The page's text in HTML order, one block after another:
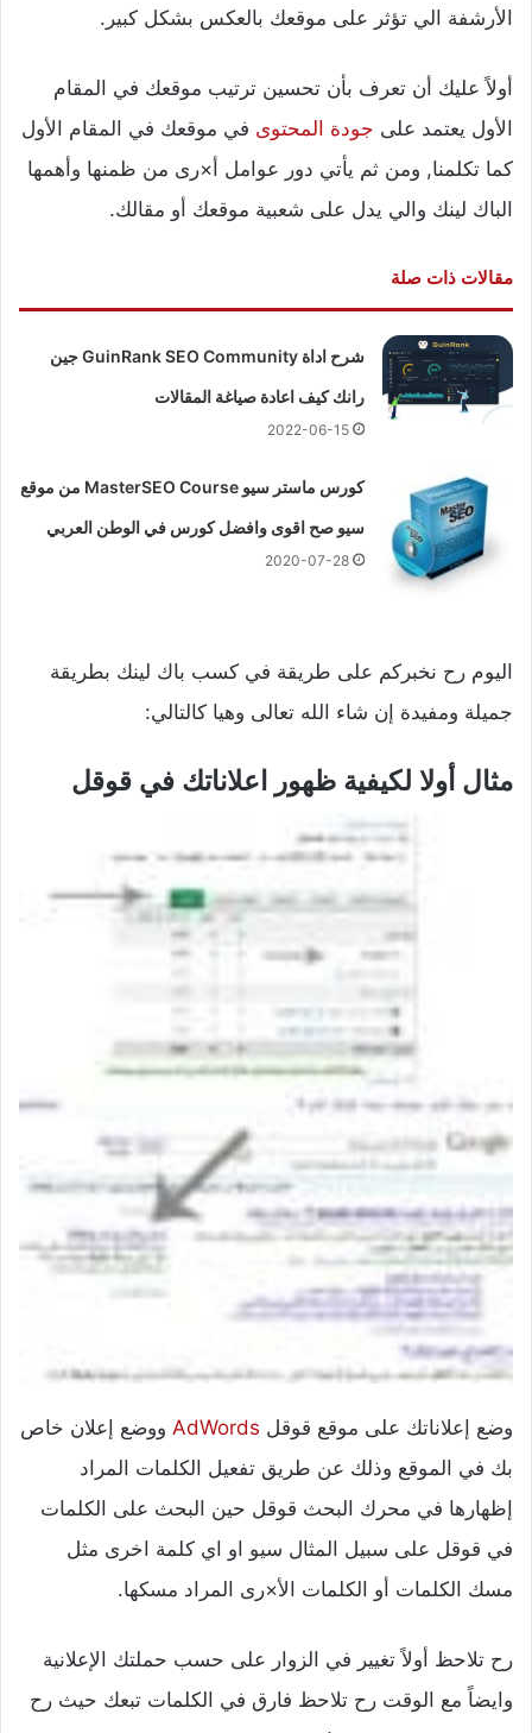
الأرشفة الي تؤثر على موقعك بالعكس بشكل كبير.
أولاً عليك أن تعرف بأن تحسين ترتيب موقعك في المقام
الأول يعتمد على جودة المحتوى في موقعك في المقام الأول
كما تكلمنا, ومن ثم يأتي دور عوامل أ×رى من ظمنها وأهمها
الباك لينك والي يدل على شعبية موقعك أو مقالك.
مقالات ذات صلة
شرح اداة GuinRank SEO Community جين
رانك كيف اعادة صياغة المقالات
2022-06-15
كورس ماستر سيو MasterSEO Course من موقع
سيو صح اقوى وافضل كورس في الوطن العربي
2020-07-28
اليوم رح نخبركم على طريقة في كسب باك لينك بطريقة
جميلة ومفيدة إن شاء الله تعالى وهيا كالتالي:
مثال أولا لكيفية ظهور اعلاناتك في قوقل
وضع إعلاناتك على موقع قوقل AdWords‏ ووضع إعلان خاص
بك في الموقع وذلك عن طريق تفعيل الكلمات المراد
إظهارها في محرك البحث قوقل حين البحث على الكلمات
في قوقل على سبيل المثال سيو او اي كلمة اخرى مثل
مسك الكلمات أو الكلمات الأ×رى المراد مسكها.
رح تلاحظ أولاً تغيير في الزوار على حسب حملتك الإعلانية
وايضاً مع الوقت رح تلاحظ فارق في الكلمات تبعك حيث رح